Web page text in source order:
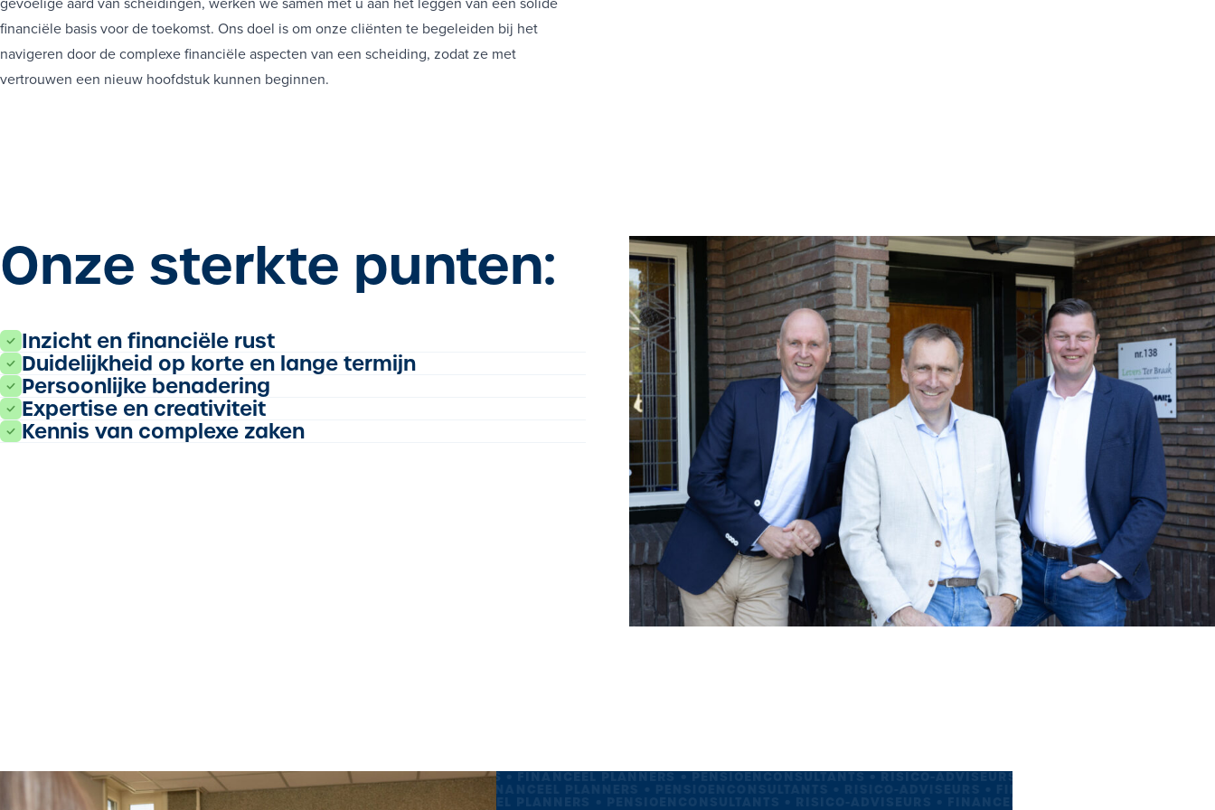
RISICO-ADVISEURS • FINANCEEL PLANNERS • PENSIOENCONSULTANTS • RISICO-ADVISEURS • FINANCEEL
RISICO-ADVISEURS • FINANCEEL PLANNERS • PENSIOENCONSULTANTS • RISICO-ADVISEURS • FINANCEEL
RISICO-ADVISEURS • FINANCEEL PLANNERS • PENSIOENCONSULTANTS • RISICO-ADVISEURS • FINANCEEL PLANNERS
RISICO-ADVISEURS • FINANCEEL PLANNERS • PENSIOENCONSULTANTS • RISICO-ADVISEURS • FINANCEEL
RISICO-ADVISEURS • FINANCEEL PLANNERS • PENSIOENCONSULTANTS • RISICO-ADVISEURS • FINANCEEL
RISICO-ADVISEURS • FINANCEEL PLANNERS • PENSIOENCONSULTANTS • RISICO-ADVISEURS • FINANCEEL
RISICO-ADVISEURS • FINANCEEL PLANNERS • PENSIOENCONSULTANTS • RISICO-ADVISEURS • FINANCEEL
RISICO-ADVISEURS • FINANCEEL PLANNERS • PENSIOENCONSULTANTS • RISICO-ADVISEURS • FINANCEEL
RISICO-ADVISEURS • FINANCEEL PLANNERS • PENSIOENCONSULTANTS • RISICO-ADVISEURS •
RISICO-ADVISEURS • FINANCEEL PLANNERS • PENSIOENCONSULTANTS • RISICO-ADVISEURS • FINANCEEL
RISICO-ADVISEURS • FINANCEEL PLANNERS • PENSIOENCONSULTANTS • RISICO-ADVISEURS • FINANCEEL
financiële basis voor de toekomst. Ons doel is om onze cliënten te begeleiden bij het
navigeren door de complexe financiële aspecten van een scheiding, zodat ze met
vertrouwen een nieuw hoofdstuk kunnen beginnen.
Onze sterkte punten:
Inzicht en financiële rust
Duidelijkheid op korte en lange termijn
Persoonlijke benadering
Expertise en creativiteit
Kennis van complexe zaken
RISICO-ADVISEURS • FINANCEEL PLANNERS • PENSIOENCONSULTANTS • RISICO-ADVISEURS • FINANCEEL PLANNERS
RISICO-ADVISEURS • FINANCEEL PLANNERS • PENSIOENCONSULTANTS • RISICO-ADVISEURS • FINANCEEL PLANNERS •
RISICO-ADVISEURS • FINANCEEL PLANNERS • PENSIOENCONSULTANTS • RISICO-ADVISEURS • FINANCEEL PLANNERS •